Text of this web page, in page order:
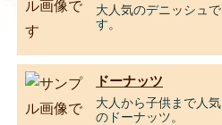
大人気のデニッシュで
す。
ドーナッツ
大人から子供まで人気
のドーナッツ。